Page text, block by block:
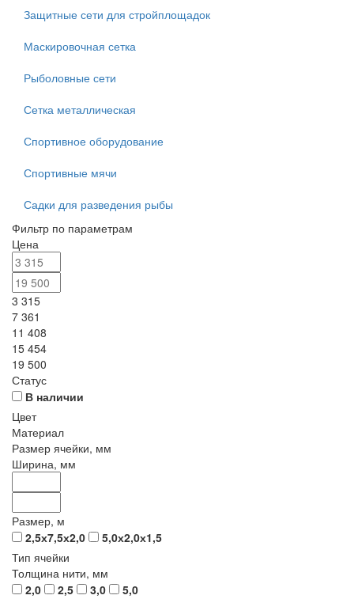
Защитные сети для стройплощадок
Маскировочная сетка
Рыболовные сети
Сетка металлическая
Спортивное оборудование
Спортивные мячи
Садки для разведения рыбы
Фильтр по параметрам
Цена
3 315
7 361
11 408
15 454
19 500
Статус
В наличии
Цвет
Материал
Размер ячейки, мм
Ширина, мм
Размер, м
2,5х7,5х2,0
5,0х2,0х1,5
Тип ячейки
Толщина нити, мм
2,0
2,5 3,0
5,0